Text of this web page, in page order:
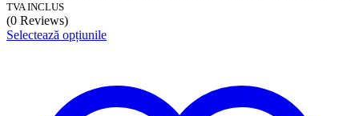
TVA INCLUS
(0 Reviews)
Selectează opțiunile